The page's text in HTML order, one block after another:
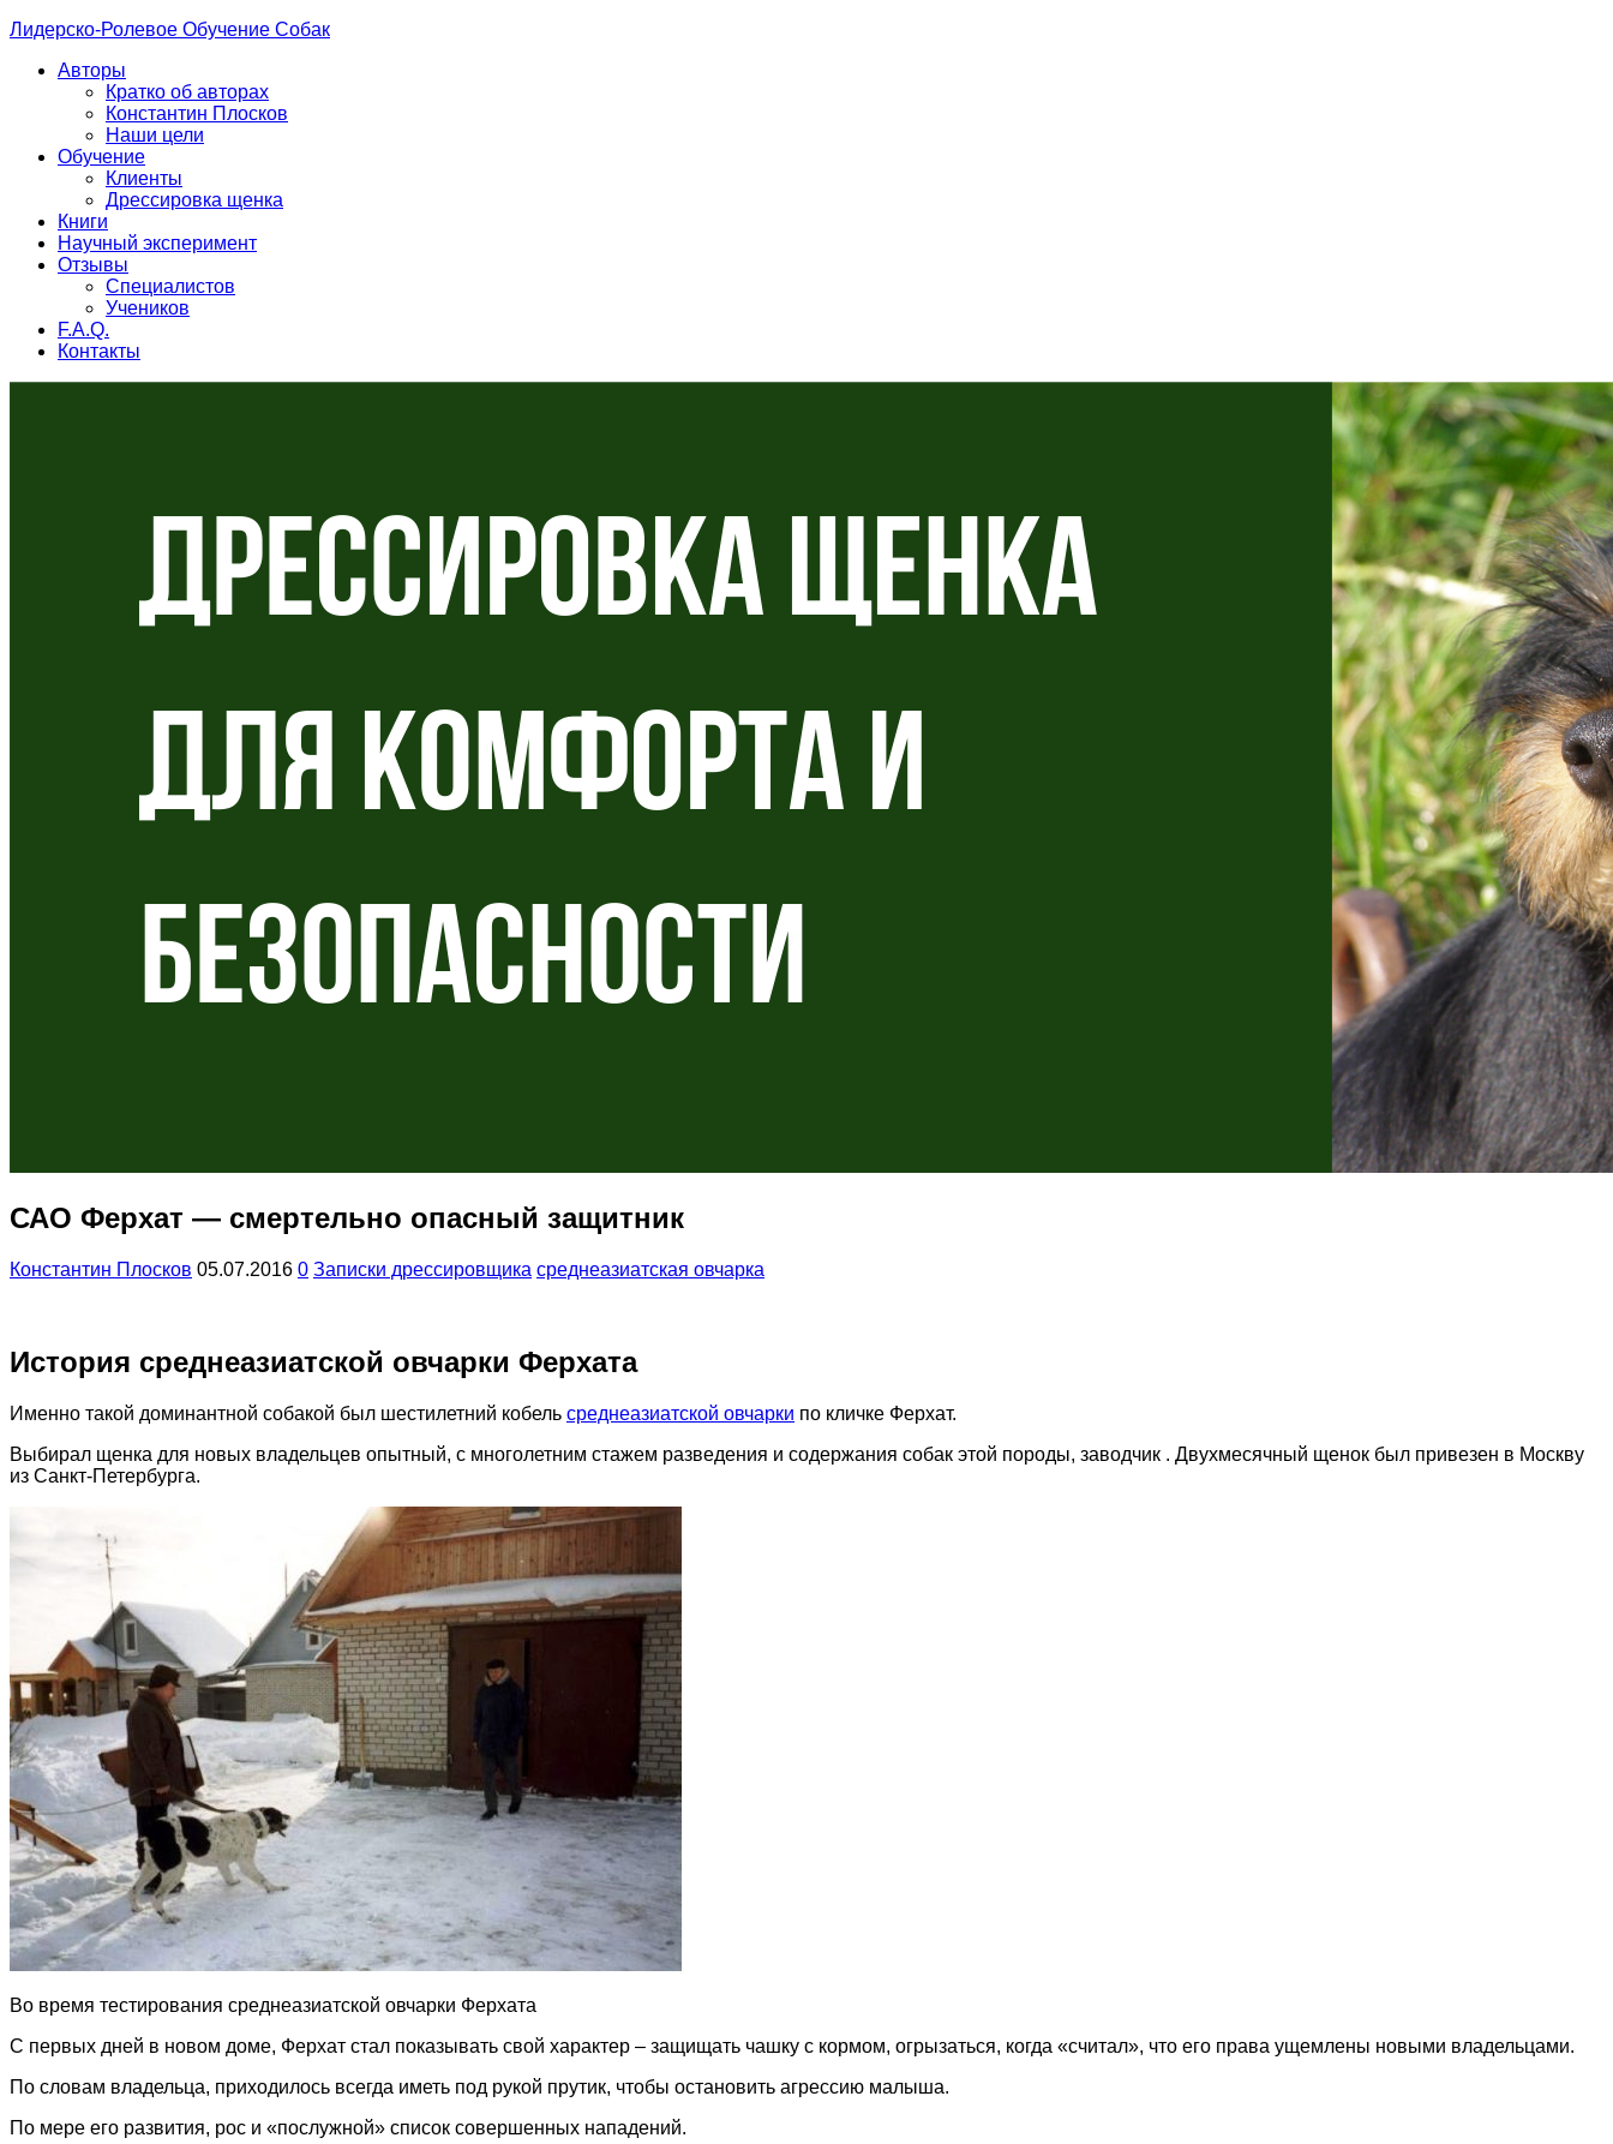
Лидерско-Ролевое Обучение Собак
Авторы
Кратко об авторах
Константин Плосков
Наши цели
Обучение
Клиенты
Дрессировка щенка
Книги
Научный эксперимент
Отзывы
Специалистов
Учеников
F.A.Q.
Контакты
САО Ферхат — смертельно опасный защитник
Константин Плосков 05.07.2016 0 Записки дрессировщика среднеазиатская овчарка
История среднеазиатской овчарки Ферхата
Именно такой доминантной собакой был шестилетний кобель среднеазиатской овчарки по кличке Ферхат.
Выбирал щенка для новых владельцев опытный, с многолетним стажем разведения и содержания собак этой породы, заводчик . Двухмесячный щенок был привезен в Москву
из Санкт-Петербурга.
Во время тестирования среднеазиатской овчарки Ферхата
С первых дней в новом доме, Ферхат стал показывать свой характер – защищать чашку с кормом, огрызаться, когда «считал», что его права ущемлены новыми владельцами.
По словам владельца, приходилось всегда иметь под рукой прутик, чтобы остановить агрессию малыша.
По мере его развития, рос и «послужной» список совершенных нападений.